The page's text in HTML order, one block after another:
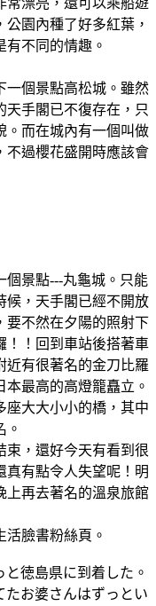
園內種了好多紅葉，
不同的情趣。
一個景點高松城。雖然
天手閣已不復存在，只
。而在城內有一個叫做
不過櫻花盛開時應該會
個景點---丸龜城。只能
候，天手閣已經不開放
要不然在夕陽的照射下
！！回到車站後搭著車
近有很著名的金刀比羅
最高的高燈籠矗立。
座大大小小的橋，其中
。
束，還好今天有看到很
真有點令人失望呢！明
上再去著名的溫泉旅館
臉書粉絲頁。
徳島県に到着した。
たお婆さんはずっとい